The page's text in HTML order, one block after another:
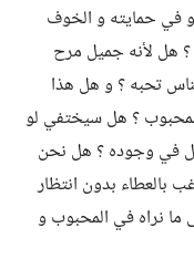
و في حمايته و الخوف
؟ هل لأنه جميل مرح
تحبه ؟ و هل هذا
؟ هل سيختفي لو
في وجوده ؟ هل نحن
بالعطاء بدون انتظار
ما نراه في المحبوب و